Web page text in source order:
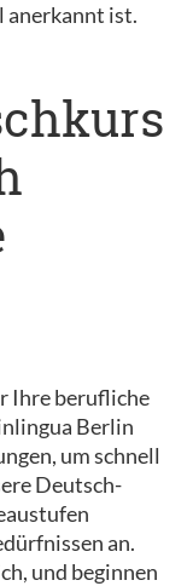
anerkannt ist.
Ihre berufliche
Berlin
um schnell
Deutsch-
an.
und beginnen